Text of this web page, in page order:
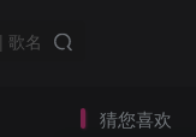
猜您喜欢